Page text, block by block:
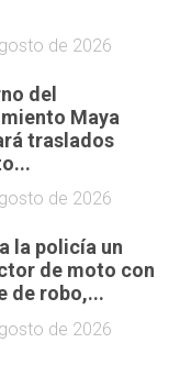
de 2026
del
Maya
traslados
de 2026
la policía un
de moto con
de robo,...
de 2026